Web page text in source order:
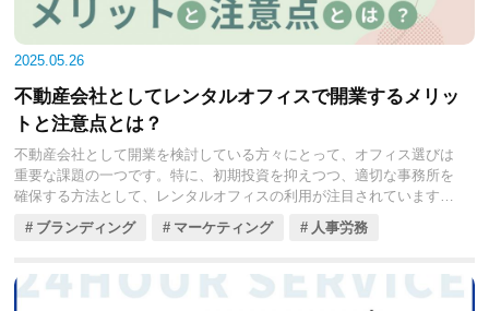
2025.05.26
不動産会社としてレンタルオフィスで開業するメリッ
トと注意点とは？
不動産会社として開業を検討している方々にとって、オフィス選びは
重要な課題の一つです。特に、初期投資を抑えつつ、適切な事務所を
確保する方法として、レンタルオフィスの利用が注目されています。
しかし、宅地建物取引業（宅建業）の免許取得には、事務所に関する
厳格な要件が定められており、レンタルオフィスがこれらの要件を満
今回の記事では、レンタルオフィスを活用して不動産業を開業する際
のメリットや注意点、具体的な手順について詳しく見ていきましょ
ブランディング マーケティング 人事労務